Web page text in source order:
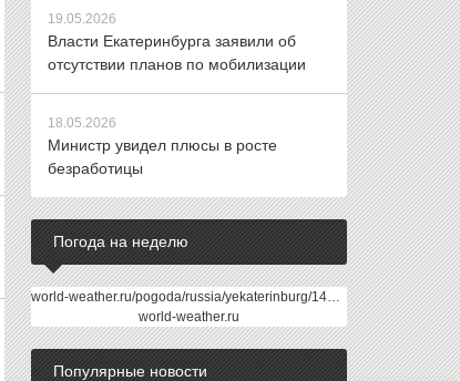
19.05.2026
Власти Екатеринбурга заявили об
отсутствии планов по мобилизации
18.05.2026
Министр увидел плюсы в росте
безработицы
Погода на неделю
world-weather.ru/pogoda/russia/yekaterinburg/14days/
world-weather.ru
Популярные новости